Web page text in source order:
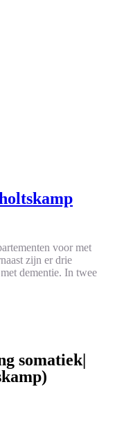
voor met
zijn er drie
dementie. In twee
somatiek|